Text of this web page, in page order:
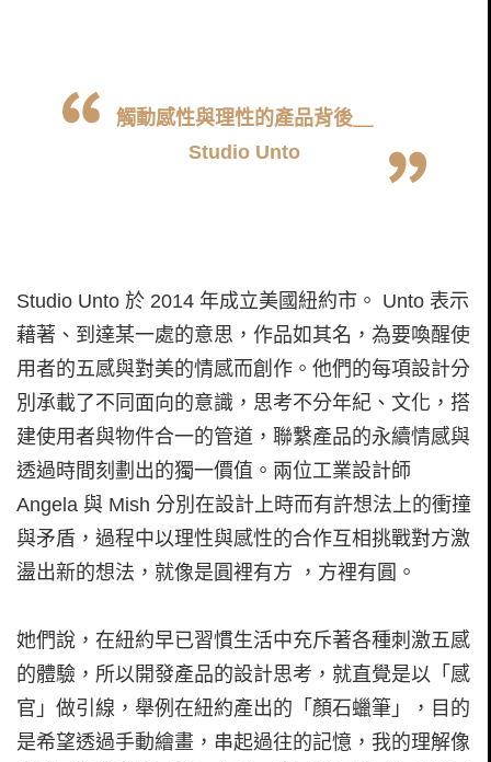
觸動感性與理性的產品背後＿
Studio Unto
Studio Unto 於 2014 年成立美國紐約市。 Unto 表示
藉著、到達某一處的意思，作品如其名，為要喚醒使
用者的五感與對美的情感而創作。他們的每項設計分
別承載了不同面向的意識，思考不分年紀、文化，搭
建使用者與物件合一的管道，聯繫產品的永續情感與
透過時間刻劃出的獨一價值。兩位工業設計師
Angela 與 Mish 分別在設計上時而有許想法上的衝撞
與矛盾，過程中以理性與感性的合作互相挑戰對方激
盪出新的想法，就像是圓裡有方 ，方裡有圓。
她們說，在紐約早已習慣生活中充斥著各種刺激五感
的體驗，所以開發產品的設計思考，就直覺是以「感
官」做引線，舉例在紐約產出的「顏石蠟筆」，目的
是希望透過手動繪畫，串起過往的記憶，我的理解像